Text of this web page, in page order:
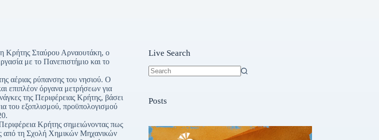
Κρήτης Σταύρου Αρναουτάκη, ο
με το Πανεπιστήμιο και το
αέριας ρύπανσης του νησιού. Ο
επιπλέον όργανα μετρήσεων για
της Περιφέρειας Κρήτης, βάσει
του εξοπλισμού, προϋπολογισμού
Κρήτης σημειώνοντας πως
από τη Σχολή Χημικών Μηχανικών
Live Search
Posts